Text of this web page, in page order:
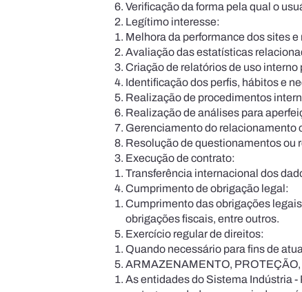
Verificação da forma pela qual o
Legítimo interesse:
Melhora da performance dos sites
Avaliação das estatísticas
Criação de relatórios de uso
Identificação dos perfis, hábitos e
Realização de procedimentos
Realização de análises para
Gerenciamento do relacionamento
Resolução de questionamentos ou
Execução de contrato:
Transferência internacional dos
Cumprimento de obrigação legal:
Cumprimento das obrigações
obrigações fiscais, en­tre outros.
Exercício regular de direitos:
Quando necessário para fins de
ARMAZENAMENTO,
As entidades do Sistema Indústria